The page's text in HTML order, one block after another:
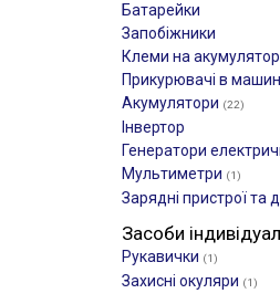
Батарейки
Запобіжники
Клеми на акумулятор
Прикурювачі в
Акумулятори (22)
Інвертор
Генератори
Мультиметри (1)
Зарядні пристрої та
Засоби
Рукавички (1)
Захисні окуляри (1)